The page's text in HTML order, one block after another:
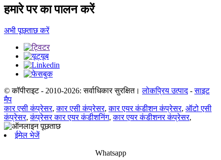
हमारे पर का पालन करें
अभी पूछताछ करें
© कॉपीराइट - 2010-2026: सर्वाधिकार सुरक्षित। लोकप्रिय उत्पाद-साइट
मैप
कार एसी कंप्रेसर,कार एसी कंप्रेसर,कार एयर कंडीशन कंप्रेसर, ऑटो एसी
कंप्रेसर,कंप्रेसर कार एयर कंडीशनिंग,कार एयर कंडीशनर कंप्रेसर,
ईमेल भेजें
Whatsapp